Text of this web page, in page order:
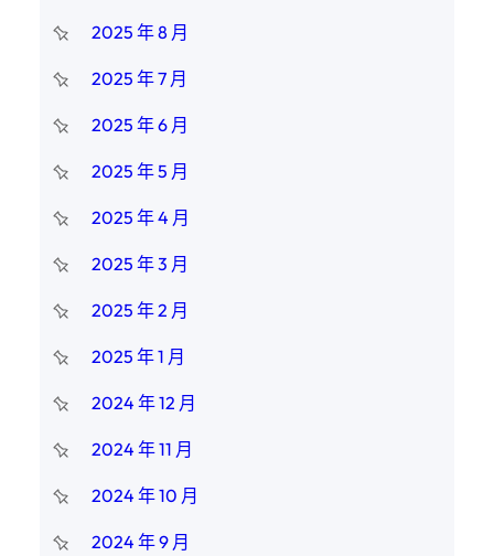
2025 年 8 月
2025 年 7 月
2025 年 6 月
2025 年 5 月
2025 年 4 月
2025 年 3 月
2025 年 2 月
2025 年 1 月
2024 年 12 月
2024 年 11 月
2024 年 10 月
2024 年 9 月